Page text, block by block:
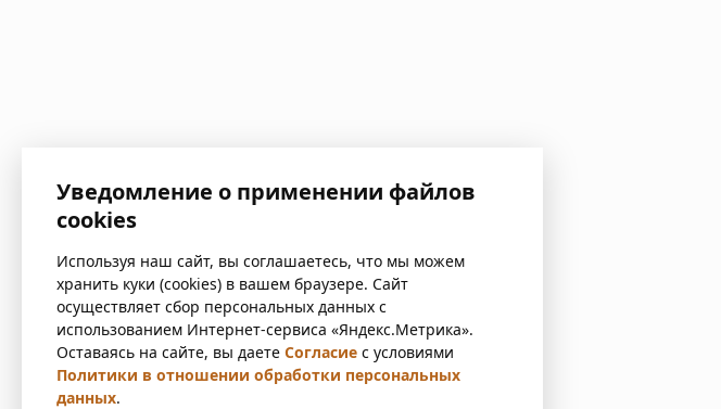
Уведомление о применении файлов
cookies
Используя наш сайт, вы соглашаетесь, что мы можем
хранить куки (cookies) в вашем браузере. Сайт
осуществляет сбор персональных данных с
использованием Интернет-сервиса «Яндекс.Метрика».
Оставаясь на сайте, вы даете Согласие с условиями
Политики в отношении обработки персональных
данных.